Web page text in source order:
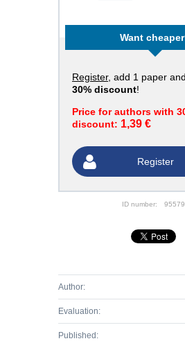
Want
Register, add 1 paper
30% discount!
Price for authors with
discount: 1,39 €
Register
ID number:
Author:
Evaluation:
Published: